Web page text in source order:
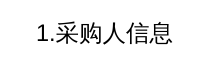
1.采购人信息